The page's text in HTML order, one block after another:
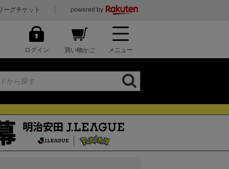
ーグチケット powered by
ログイン 買い物かご メニュー